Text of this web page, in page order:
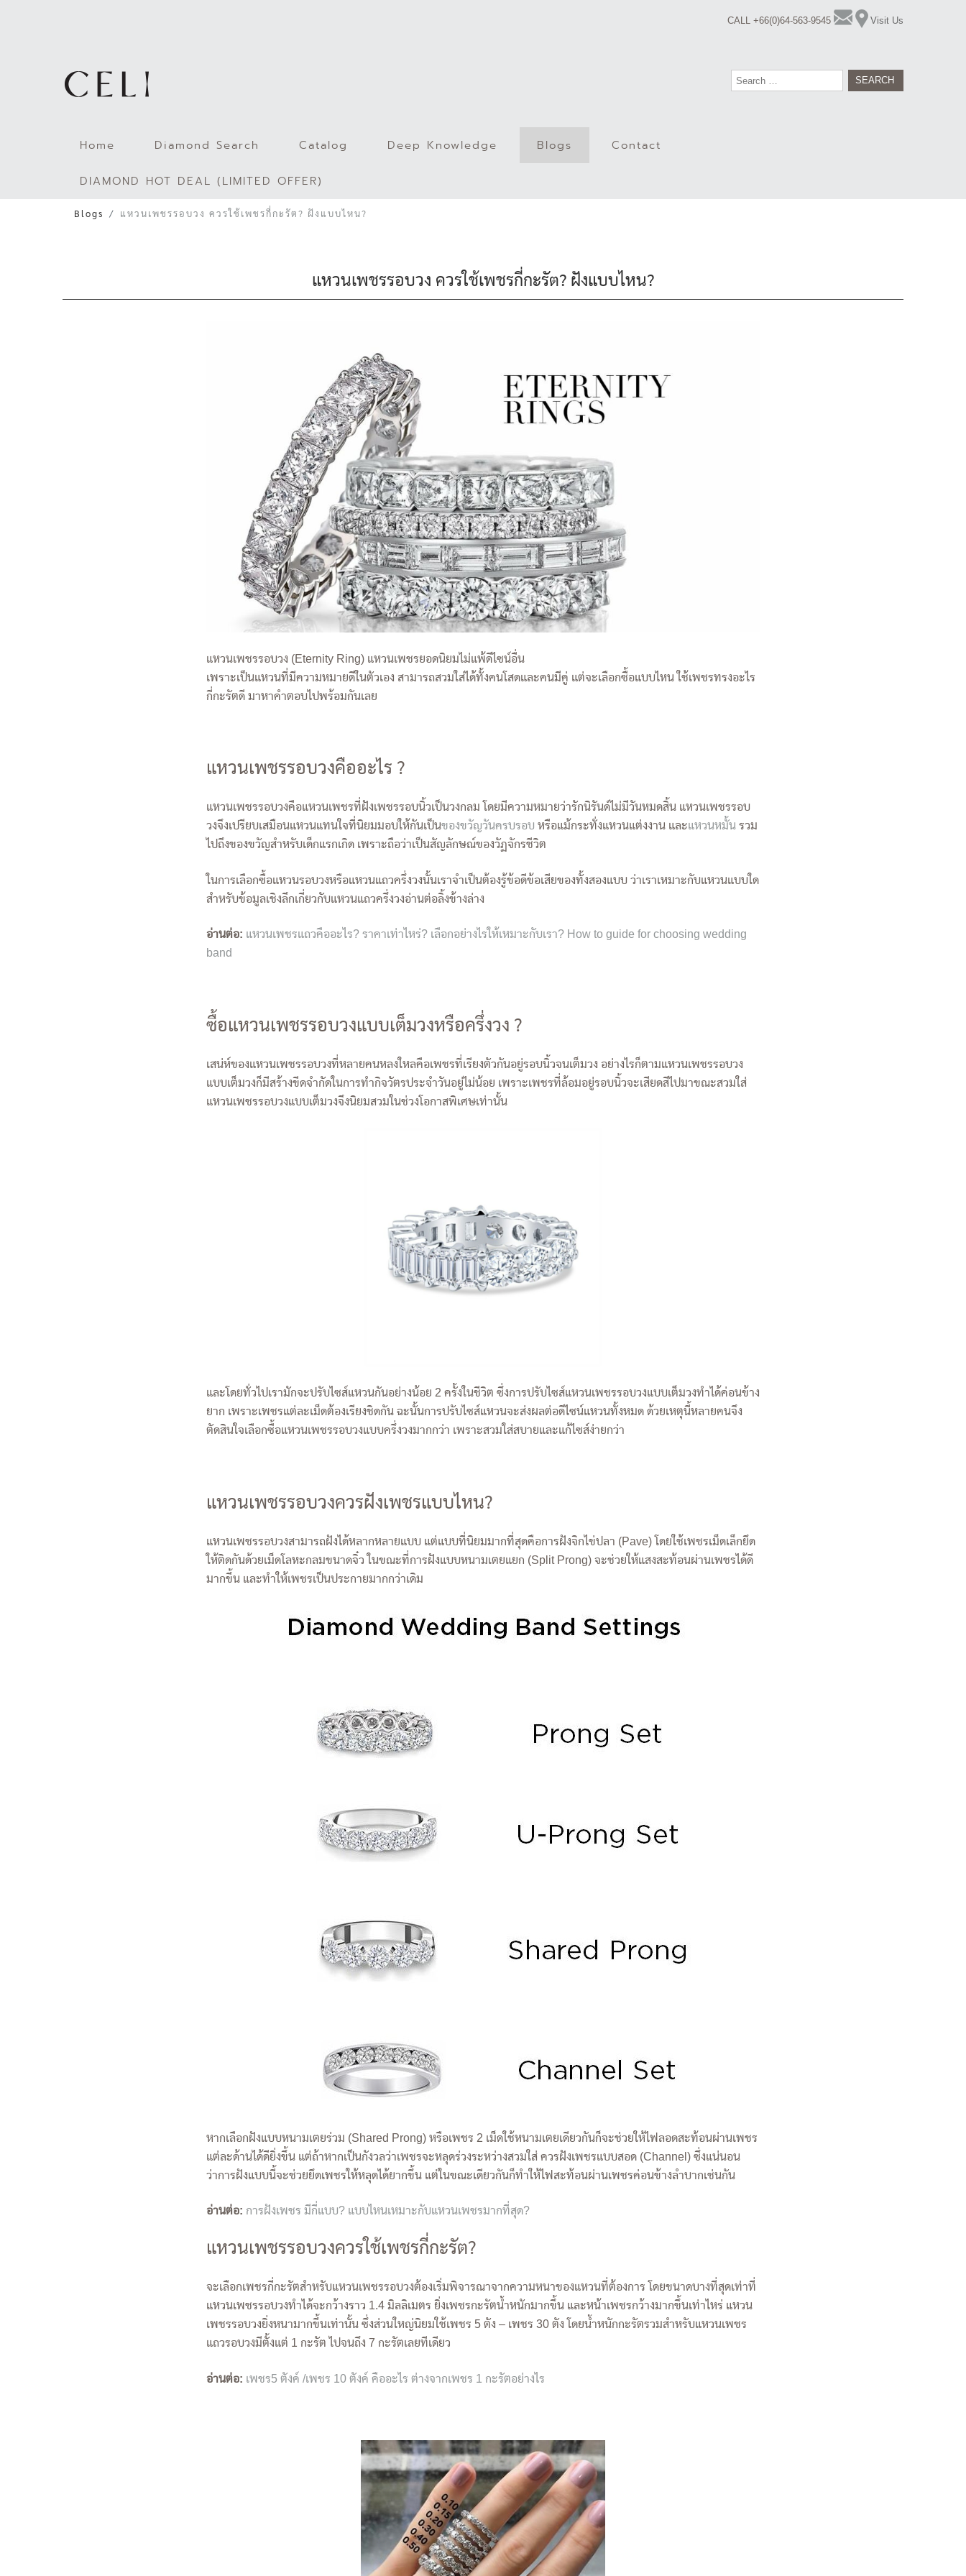
CALL +66(0)64-563-9545 Visit Us
Search
Home Diamond Search Catalog Deep Knowledge Blogs Contact
DIAMOND HOT DEAL (LIMITED OFFER)
Blogs แหวนเพชรรอบวง ควรใช้เพชรกี่กะรัต? ฝังแบบไหน?
แหวนเพชรรอบวง ควรใช้เพชรกี่กะรัต? ฝังแบบไหน?
แหวนเพชรรอบวง (Eternity Ring) แหวนเพชรยอดนิยมไม่แพ้ดีไซน์อื่น
เพราะเป็นแหวนที่มีความหมายดีในตัวเอง สามารถสวมใส่ได้ทั้งคนโสดและคนมีคู่ แต่จะเลือกซื้อแบบไหน ใช้เพชรทรงอะไร
กี่กะรัตดี มาหาคำตอบไปพร้อมกันเลย
แหวนเพชรรอบวงคืออะไร ?
แหวนเพชรรอบวงคือแหวนเพชรที่ฝังเพชรรอบนิ้วเป็นวงกลม โดยมีความหมายว่ารักนิรันด์ไม่มีวันหมดสิ้น แหวนเพชรรอบ
วงจึงเปรียบเสมือนแหวนแทนใจที่นิยมมอบให้กันเป็นของขวัญวันครบรอบ หรือแม้กระทั่งแหวนแต่งงาน และแหวนหมั้น รวม
ไปถึงของขวัญสำหรับเด็กแรกเกิด เพราะถือว่าเป็นสัญลักษณ์ของวัฏจักรชีวิต
ในการเลือกซื้อแหวนรอบวงหรือแหวนแถวครึ่งวงนั้นเราจำเป็นต้องรู้ข้อดีข้อเสียของทั้งสองแบบ ว่าเราเหมาะกับแหวนแบบใด
สำหรับข้อมูลเชิงลึกเกี่ยวกับแหวนแถวครึ่งวงอ่านต่อลิ้งข้างล่าง
อ่านต่อ: แหวนเพชรแถวคืออะไร? ราคาเท่าไหร่? เลือกอย่างไรให้เหมาะกับเรา? How to guide for choosing wedding
band
ซื้อแหวนเพชรรอบวงแบบเต็มวงหรือครึ่งวง ?
เสน่ห์ของแหวนเพชรรอบวงที่หลายคนหลงใหลคือเพชรที่เรียงตัวกันอยู่รอบนิ้วจนเต็มวง อย่างไรก็ตามแหวนเพชรรอบวง
แบบเต็มวงก็มีสร้างขีดจำกัดในการทำกิจวัตรประจำวันอยู่ไม่น้อย เพราะเพชรที่ล้อมอยู่รอบนิ้วจะเสียดสีไปมาขณะสวมใส่
แหวนเพชรรอบวงแบบเต็มวงจึงนิยมสวมในช่วงโอกาสพิเศษเท่านั้น
และโดยทั่วไปเรามักจะปรับไซส์แหวนกันอย่างน้อย 2 ครั้งในชีวิต ซึ่งการปรับไซส์แหวนเพชรรอบวงแบบเต็มวงทำได้ค่อนข้าง
ยาก เพราะเพชรแต่ละเม็ดต้องเรียงชิดกัน ฉะนั้นการปรับไซส์แหวนจะส่งผลต่อดีไซน์แหวนทั้งหมด ด้วยเหตุนี้หลายคนจึง
ตัดสินใจเลือกซื้อแหวนเพชรรอบวงแบบครึ่งวงมากกว่า เพราะสวมใส่สบายและแก้ไซส์ง่ายกว่า
แหวนเพชรรอบวงควรฝังเพชรแบบไหน?
แหวนเพชรรอบวงสามารถฝังได้หลากหลายแบบ แต่แบบที่นิยมมากที่สุดคือการฝังจิกไข่ปลา (Pave) โดยใช้เพชรเม็ดเล็กยึด
ให้ติดกันด้วยเม็ดโลหะกลมขนาดจิ๋ว ในขณะที่การฝังแบบหนามเตยแยก (Split Prong) จะช่วยให้แสงสะท้อนผ่านเพชรได้ดี
มากขึ้น และทำให้เพชรเป็นประกายมากกว่าเดิม
หากเลือกฝังแบบหนามเตยร่วม (Shared Prong) หรือเพชร 2 เม็ดใช้หนามเตยเดียวกันก็จะช่วยให้ไฟลอดสะท้อนผ่านเพชร
แต่ละด้านได้ดียิ่งขึ้น แต่ถ้าหากเป็นกังวลว่าเพชรจะหลุดร่วงระหว่างสวมใส่ ควรฝังเพชรแบบสอด (Channel) ซึ่งแน่นอน
ว่าการฝังแบบนี้จะช่วยยึดเพชรให้หลุดได้ยากขึ้น แต่ในขณะเดียวกันก็ทำให้ไฟสะท้อนผ่านเพชรค่อนข้างลำบากเช่นกัน
อ่านต่อ: การฝังเพชร มีกี่แบบ? แบบไหนเหมาะกับแหวนเพชรมากที่สุด?
แหวนเพชรรอบวงควรใช้เพชรกี่กะรัต?
จะเลือกเพชรกี่กะรัตสำหรับแหวนเพชรรอบวงต้องเริ่มพิจารณาจากความหนาของแหวนที่ต้องการ โดยขนาดบางที่สุดเท่าที่
แหวนเพชรรอบวงทำได้จะกว้างราว 1.4 มิลลิเมตร ยิ่งเพชรกะรัตน้ำหนักมากขึ้น และหน้าเพชรกว้างมากขึ้นเท่าไหร่ แหวน
เพชรรอบวงยิ่งหนามากขึ้นเท่านั้น ซึ่งส่วนใหญ่นิยมใช้เพชร 5 ตัง – เพชร 30 ตัง โดยน้ำหนักกะรัตรวมสำหรับแหวนเพชร
แถวรอบวงมีตั้งแต่ 1 กะรัต ไปจนถึง 7 กะรัตเลยทีเดียว
อ่านต่อ: เพชร5 ตังค์ /เพชร 10 ตังค์ คืออะไร ต่างจากเพชร 1 กะรัตอย่างไร